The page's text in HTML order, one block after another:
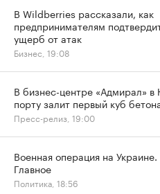
В Wildberries рассказали, как
предпринимателям
ущерб от атак
Бизнес, 19:08
В бизнес-центре «Адмирал»
порту залит первый куб
Пресс-релиз, 19:00
Военная операция на Украине.
Главное
Политика, 18:56